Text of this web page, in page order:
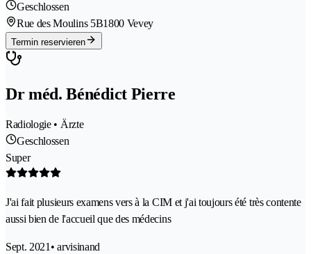
Geschlossen
Rue des Moulins 5B1800 Vevey
Termin reservieren
Dr méd. Bénédict Pierre
Radiologie • Ärzte
Geschlossen
Super
J'ai fait plusieurs examens vers à la CIM et j'ai toujours été très contente
aussi bien de l'accueil que des médecins
Sept. 2021 • arvisinand